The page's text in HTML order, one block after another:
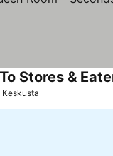
Stores &